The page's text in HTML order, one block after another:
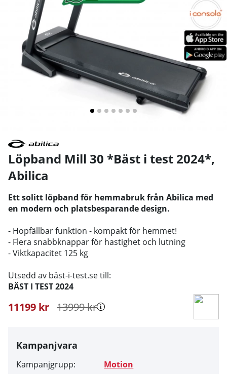
Löpband Mill 30 *Bäst i test 2024*,
Abilica
Ett solitt löpband för hemmabruk från Abilica med
en modern och platsbesparande design.
- Hopfällbar funktion - kompakt för hemmet!
- Flera snabbknappar för hastighet och lutning
- Viktkapacitet 125 kg
Utsedd av bäst-i-test.se till:
BÄST I TEST 2024
13999kr
11199 kr
Kampanjvara
Kampanjgrupp: Motion